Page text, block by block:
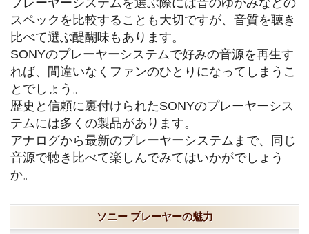
プレーヤーシステムを選ぶ際には音のゆがみなどの
スペックを比較することも大切ですが、音質を聴き
比べて選ぶ醍醐味もあります。
SONYのプレーヤーシステムで好みの音源を再生す
れば、間違いなくファンのひとりになってしまうこ
とでしょう。
歴史と信頼に裏付けられたSONYのプレーヤーシス
テムには多くの製品があります。
アナログから最新のプレーヤーシステムまで、同じ
音源で聴き比べて楽しんでみてはいかがでしょう
か。
ソニー プレーヤーの魅力